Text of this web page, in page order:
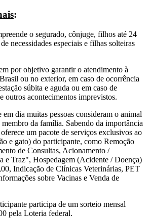
:
o segurado, cônjuge, filhos até 24
necessidades especiais e filhas solteiras
por objetivo garantir o atendimento à
ou no exterior, em caso de ocorrência
súbita e aguda ou em caso de
outros acontecimentos imprevistos.
em dia muitas pessoas consideram o animal
da família. Sabendo da importância
oferece um pacote de serviços exclusivos ao
e gato) do participante, como Remoção
de Consultas, Acionamento /
e Traz", Hospedagem (Acidente / Doença)
Indicação de Clínicas Veterinárias, PET
sobre Vacinas e Venda de
participa de um sorteio mensal
pela Loteria federal.